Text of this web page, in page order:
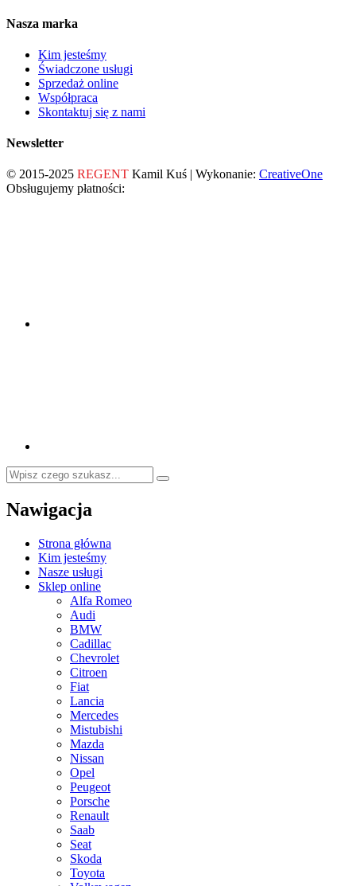
Nasza marka
Kim jesteśmy
Świadczone usługi
Sprzedaż online
Współpraca
Skontaktuj się z nami
Newsletter
© 2015-2025 REGENT Kamil Kuś | Wykonanie: CreativeOne
Obsługujemy płatności:
Nawigacja
Strona główna
Kim jesteśmy
Nasze usługi
Sklep online
Alfa Romeo
Audi
BMW
Cadillac
Chevrolet
Citroen
Fiat
Lancia
Mercedes
Mistubishi
Mazda
Nissan
Opel
Peugeot
Porsche
Renault
Saab
Seat
Skoda
Toyota